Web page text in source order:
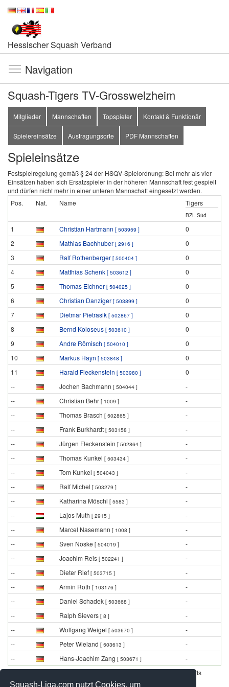
Squash-Liga.com nutzt Cookies, um
Hessischer Squash Verband
Navigation
Squash-Tigers TV-Grosswelzheim
Mitglieder Mannschaften Topspieler Kontakt & Funktionär
Spielereinsätze Austragungsorte PDF Mannschaften
Spieleinsätze
Festspielregelung gemäß § 24 der HSQV-Spielordnung: Bei mehr als vier
Einsätzen haben sich Ersatzspieler in der höheren Mannschaft fest gespielt
und dürfen nicht mehr in einer unteren Mannschaft eingesetzt werden.
Pos.
Nat. Name Tigers
BZL Süd
1 Christian Hartmann [ 503959 ]
0
2
Mathias Bachhuber [ 2916 ]
0
3
Ralf Rothenberger [ 500404 ]
0
4
Matthias Schenk [ 503612 ]
0
5
Thomas Eichner [ 504025 ]
0
6
Christian Danziger [ 503899 ]
0
7
Dietmar Pietrasik [ 502867 ]
0
8
Bernd Koloseus [ 503610 ]
0
9
Andre Römisch [ 504010 ]
0
10
Markus Hayn [ 503848 ]
0
11
Harald Fleckenstein [ 503980 ]
0
--
Jochen Bachmann [ 504044 ]
-
--
Christian Behr [ 1009 ]
-
--
Thomas Brasch [ 502865 ]
-
--
Frank Burkhardt [ 503158 ]
-
--
Jürgen Fleckenstein [ 502864 ]
-
--
Thomas Kunkel [ 503434 ]
-
--
Tom Kunkel [ 504043 ]
-
--
Ralf Michel [ 503279 ]
-
--
Katharina Möschl [ 5583 ]
-
--
Lajos Muth [ 2915 ]
-
--
Marcel Nasemann [ 1008 ]
-
--
Sven Noske [ 504019 ]
-
--
Joachim Reis [ 502241 ]
-
--
Dieter Rief [ 503715 ]
-
--
Armin Roth [ 103176 ]
-
--
Daniel Schadek [ 503668 ]
-
--
Ralph Sievers [ 8 ]
-
--
Wolfgang Weigel [ 503670 ]
-
--
Peter Wieland [ 503613 ]
-
--
Hans-Joachim Zang [ 503671 ]
-
Werbung - Offizielle Pool Partner des deutschen Squashsports